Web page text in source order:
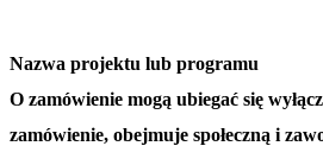
Nazwa projektu lub programu
O zamówienie mogą ubiegać się
zamówienie, obejmuje społeczną i